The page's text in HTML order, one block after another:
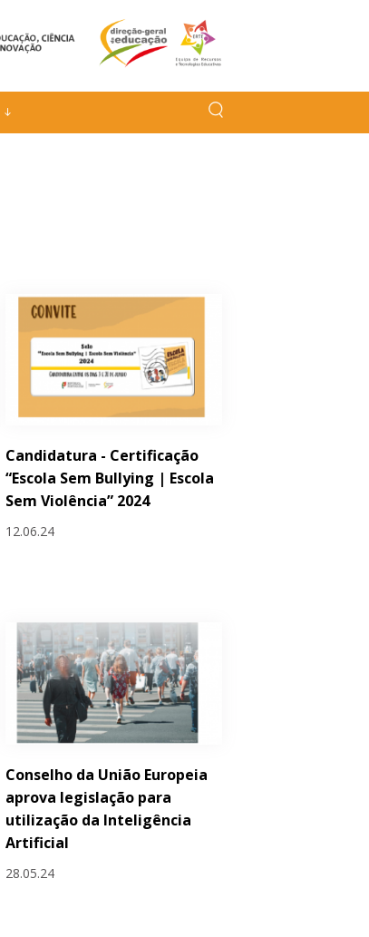
Candidatura - Certificação
“Escola Sem Bullying | Escola
Sem Violência” 2024
12.06.24
Conselho da União Europeia
aprova legislação para
utilização da Inteligência
Artificial
28.05.24